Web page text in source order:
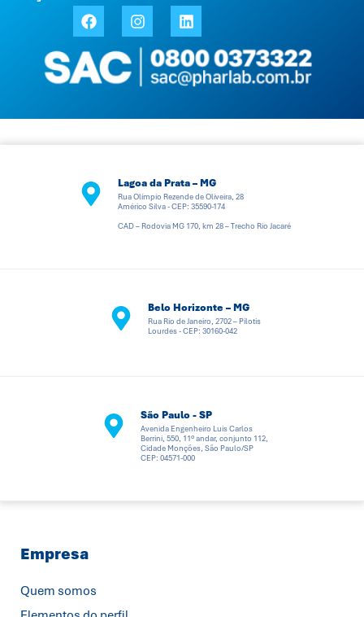
Lagoa da Prata – MG
Rua Olímpio Rezende de Oliveira, 28
Américo Silva - CEP: 35590-174
CAD – Rodovia MG 170, km 28 – Trecho Rio Jacaré
Belo Horizonte – MG
Rua Rio de Janeiro, 2702 – Pilotis
Lourdes - CEP: 30160-042
São Paulo - SP
Avenida Engenheiro Luis Carlos
Berrini, 550, 11º andar, conjunto 112,
Cidade Monções, São Paulo/SP
CEP: 04571-000
Empresa
Quem somos